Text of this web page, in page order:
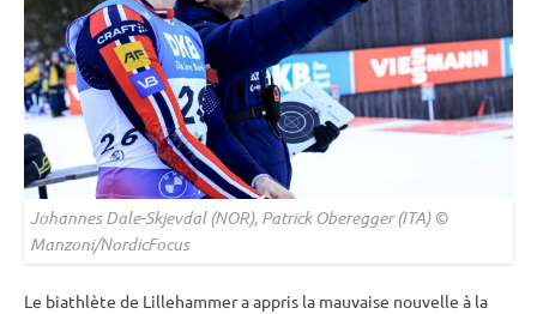
Johannes Dale-Skjevdal (NOR), Patrick Oberegger (ITA) ©
Manzoni/NordicFocus
Le biathlète de Lillehammer a appris la mauvaise nouvelle à la